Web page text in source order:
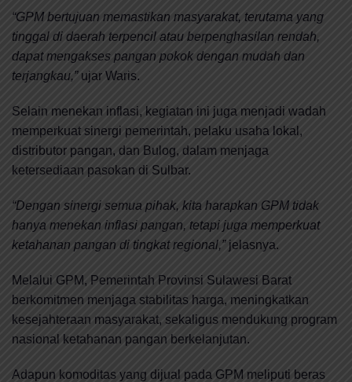
“GPM bertujuan memastikan masyarakat, terutama yang
tinggal di daerah terpencil atau berpenghasilan rendah,
dapat mengakses pangan pokok dengan mudah dan
terjangkau,”ujar Waris.
Selain menekan inflasi, kegiatan ini juga menjadi wadah
memperkuat sinergi pemerintah, pelaku usaha lokal,
distributor pangan, dan Bulog, dalam menjaga
ketersediaan pasokan di Sulbar.
“Dengan sinergi semua pihak, kita harapkan GPM tidak
hanya menekan inflasi pangan, tetapi juga memperkuat
ketahanan pangan di tingkat regional,”jelasnya.
Melalui GPM, Pemerintah Provinsi Sulawesi Barat
berkomitmen menjaga stabilitas harga, meningkatkan
kesejahteraan masyarakat, sekaligus mendukung program
nasional ketahanan pangan berkelanjutan.
Adapun komoditas yang dijual pada GPM meliputi beras